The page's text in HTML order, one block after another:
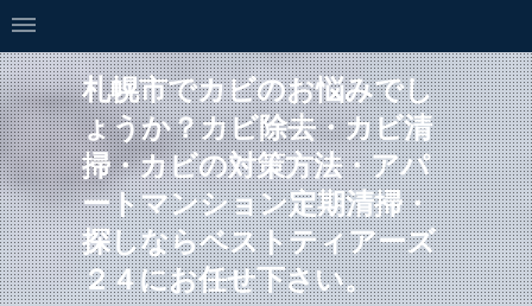
札幌市でカビのお悩みでし
ょうか？カビ除去・カビ清
掃・カビの対策方法・アパ
ートマンション定期清掃・
探しならベストティアーズ
２４にお任せ下さい。